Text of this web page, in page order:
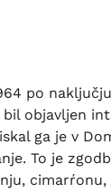
po
objavljen
ga je v
To je